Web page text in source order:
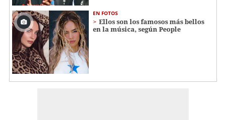
EN FOTOS
Ellos son los famosos más bellos
en la música, según People